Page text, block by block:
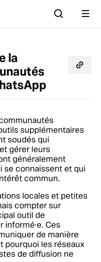
la
supplémentaires
soudés qui
gérer leurs
généralement
se connaissent et qui
commun.
locales et petites
compter sur
outil de
Ces
de manière
pourquoi les réseaux
de diffusion ne